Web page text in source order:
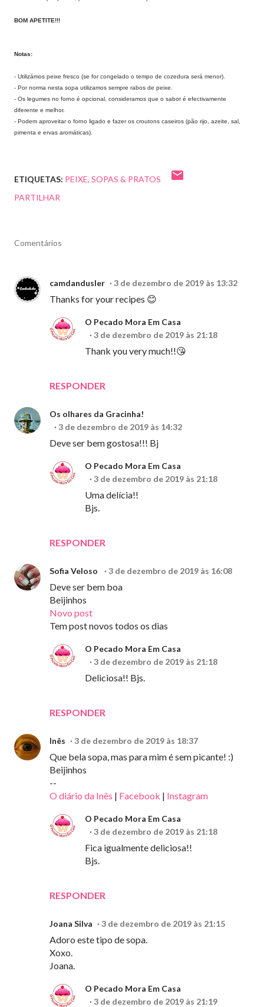
BOM APETITE!!!
Notas:
- Utilizámos peixe fresco (se for congelado o tempo de cozedura será menor).
- Por norma nesta sopa utilizamos sempre rabos de peixe.
- Os legumes no forno é opcional, consideramos que o sabor é efectivamente
diferente e melhor.
- Podem aproveitar o forno ligado e fazer os croutons caseiros (pão rijo, azeite, sal,
pimenta e ervas aromáticas).
ETIQUETAS: PEIXE SOPAS & PRATOS
PARTILHAR
Comentários
camdandusler 3 de dezembro de 2019 às 13:32
Thanks for your recipes 😊
RESPONDER
O Pecado Mora Em Casa
3 de dezembro de 2019 às 21:18
Thank you very much!!😘
Os olhares da Gracinha!
3 de dezembro de 2019 às 14:32
Deve ser bem gostosa!!! Bj
RESPONDER
O Pecado Mora Em Casa
3 de dezembro de 2019 às 21:18
Uma delícia!!
Bjs.
Sofia Veloso 3 de dezembro de 2019 às 16:08
Deve ser bem boa
Beijinhos
Novo post
Tem post novos todos os dias
RESPONDER
O Pecado Mora Em Casa
3 de dezembro de 2019 às 21:18
Deliciosa!! Bjs.
Inês 3 de dezembro de 2019 às 18:37
Que bela sopa, mas para mim é sem picante! :)
Beijinhos
--
O diário da Inês | Facebook | Instagram
RESPONDER
O Pecado Mora Em Casa
3 de dezembro de 2019 às 21:18
Fica igualmente deliciosa!!
Bjs.
Joana Silva 3 de dezembro de 2019 às 21:15
Adoro este tipo de sopa.
Xoxo.
Joana.
O Pecado Mora Em Casa
3 de dezembro de 2019 às 21:19